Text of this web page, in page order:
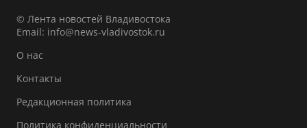
© Лента новостей Владивостока
Email: info@news-vladivostok.ru
О нас
Контакты
Редакционная политика
Политика конфиденциальности